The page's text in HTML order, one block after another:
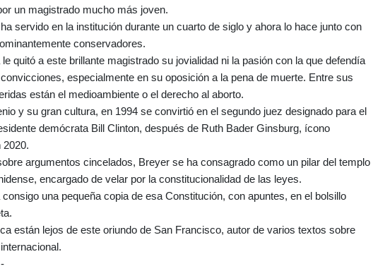
un magistrado mucho más joven.
servido en la institución durante un cuarto de siglo y ahora lo hace junto con
conservadores.
quitó a este brillante magistrado su jovialidad ni la pasión con la que defendía
especialmente en su oposición a la pena de muerte. Entre sus
están el medioambiente o el derecho al aborto.
y su gran cultura, en 1994 se convirtió en el segundo juez designado para el
demócrata Bill Clinton, después de Ruth Bader Ginsburg, ícono
2020.
argumentos cincelados, Breyer se ha consagrado como un pilar del templo
encargado de velar por la constitucionalidad de las leyes.
una pequeña copia de esa Constitución, con apuntes, en el bolsillo
están lejos de este oriundo de San Francisco, autor de varios textos sobre